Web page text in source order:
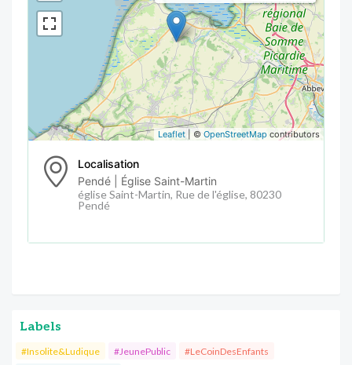
Leaflet | © OpenStreetMap contributors
Localisation
Pendé | Église Saint-Martin
église Saint-Martin, Rue de l'église, 80230
Pendé
Labels
#Insolite&Ludique #JeunePublic
#LeCoinDesEnfants